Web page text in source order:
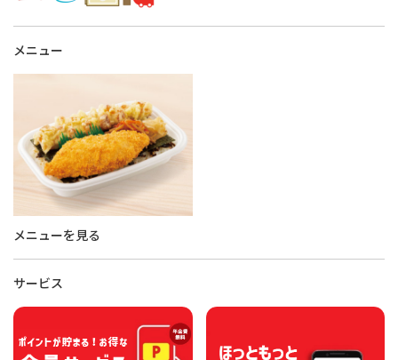
メニュー
メニューを見る
サービス